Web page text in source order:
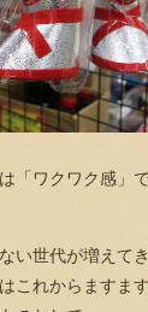
「ワクワク感」
い世代が増えて
これからますま